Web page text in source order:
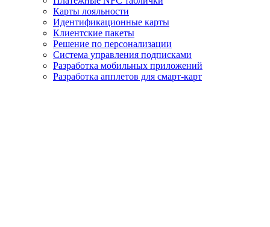
Карты лояльности
Идентификационные карты
Клиентские пакеты
Решение по персонализации
Система управления подписками
Разработка мобильных приложений
Разработка апплетов для смарт-карт